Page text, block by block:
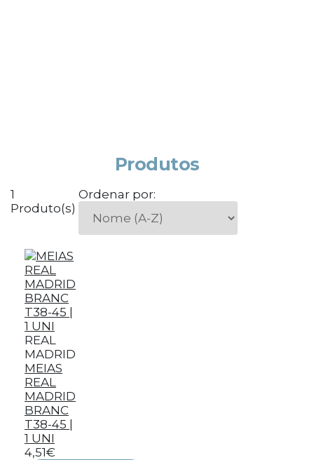
Produtos
1
Produto(s)
Ordenar por:
REAL
MADRID
MEIAS
REAL
MADRID
BRANC
T38-45 |
1 UNI
4,51€